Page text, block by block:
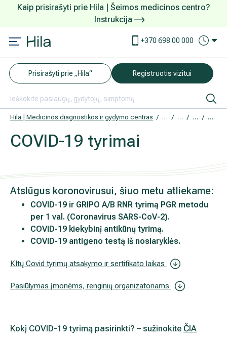
Kaip prisirašyti prie Hila | Šeimos medicinos centro?
Instrukcija
+370 698 00 000
Prisirašyti prie „Hila“ Registruotis vizitui
Hila | Medicinos diagnostikos ir gydymo centras Paslaugos ir kainos
Tyrimai
COVID-19 tyrimai
Atslūgus koronovirusui, šiuo metu atliekame:
COVID-19 ir GRIPO A/B RNR tyrimą PGR metodu per
(Coronavirus SARS-CoV-2).
COVID-19 kiekybinį antikūnų tyrimą.
COVID-19 antigeno testą iš nosiaryklės.
KItų Covid tyrimų atsakymo ir sertifikato laikas
Pasiūlymas įmonėms, renginių organizatoriams
Kokį COVID-19 tyrimą pasirinkti? – sužinokite ČIA
Paslaugos ir kainos
AKCIJOS
Tyrimai
Neurologija
Sveikatos klubo narystė
Reabilitacija ir sporto medicina
Akušerija ginekologija
Alergijų ir kvėpavimo takų gydymas
Urologija
Kaip užsiregistruoti
Kuo pasirūpinti prieš atvykstant
Apmokėjimas ir paslaugos
Apgyvendinimas ir maitinimas
Pacientams iš užsienio
Duomenų apsauga
Vidaus tvarkos taisyklės
Kaip atvykti į Hila
Nemokamos patikrinimo programos